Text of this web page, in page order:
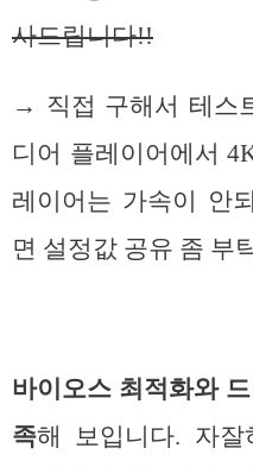
사드립니다!!
→ 직접 구해서 테스
디어 플레이어에서
레이어는 가속이 안
면 설정값 공유 좀 부
바이오스 최적화와
족해 보입니다. 자잘